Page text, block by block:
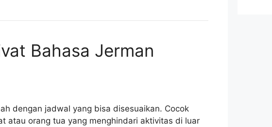
Bahasa Jerman
dengan jadwal yang bisa disesuaikan. Cocok
atau orang tua yang menghindari aktivitas di luar